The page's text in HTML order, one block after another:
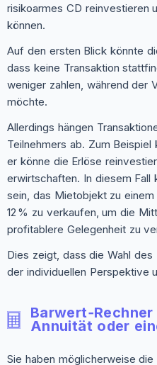
risikoarmes CD reinvestieren
können.
Auf den ersten Blick könnte
dass keine Transaktion
weniger zahlen, während der
möchte.
Allerdings hängen
Teilnehmers ab. Zum
er könne die Erlöse
erwirtschaften. In diesem Fall
sein, das Mietobjekt zu
12 % zu verkaufen, um die
profitablere Gelegenheit zu
Dies zeigt, dass die Wahl
der individuellen Perspektive
Annuität oder
Sie haben möglicherweise